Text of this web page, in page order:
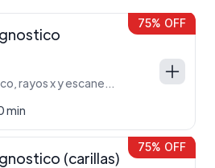
75% OFF
min
75% OFF
(carillas)